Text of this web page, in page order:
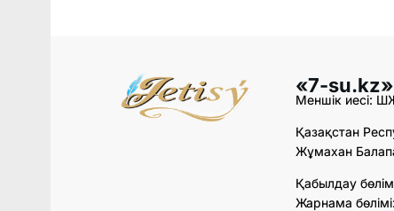
«7-
Меншік иесі:
Қазақстан
Жұмахан
Қабылдау
Жарнама бөлімі: